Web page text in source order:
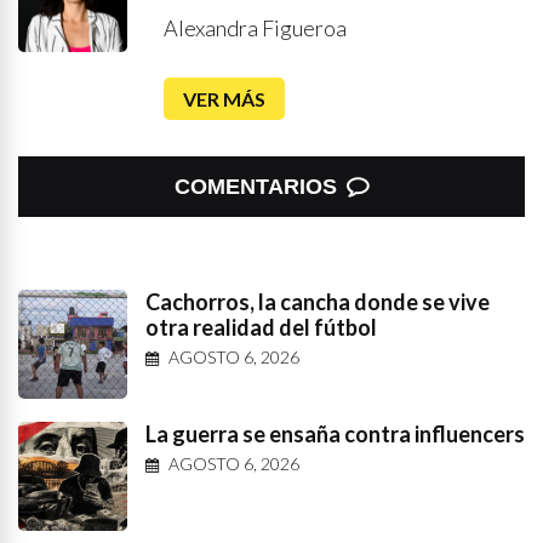
Alexandra Figueroa
VER MÁS
COMENTARIOS
Cachorros, la cancha donde se vive
otra realidad del fútbol
AGOSTO 6, 2026
La guerra se ensaña contra influencers
AGOSTO 6, 2026